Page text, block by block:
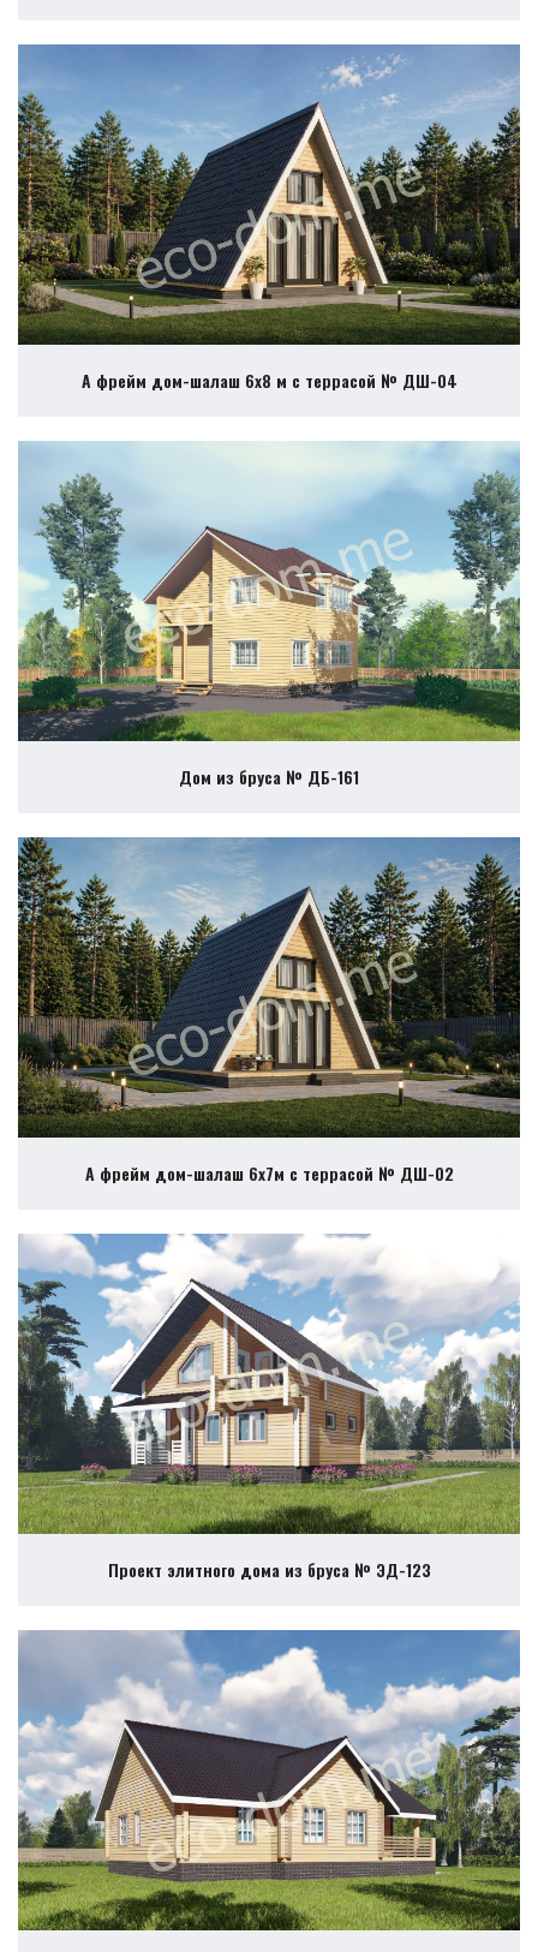
А фрейм дом-шалаш 6х8 м с террасой № ДШ-04
Дом из бруса № ДБ-161
А фрейм дом-шалаш 6х7м с террасой № ДШ-02
Проект элитного дома из бруса № ЭД-123